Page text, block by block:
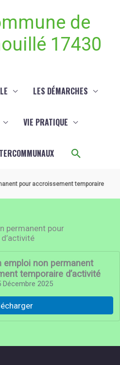
de
17430
LES DÉMARCHES
VIE PRATIQUE
pour accroissement temporaire
permanent pour
emploi non permanent
temporaire d’activité
Décembre 2025